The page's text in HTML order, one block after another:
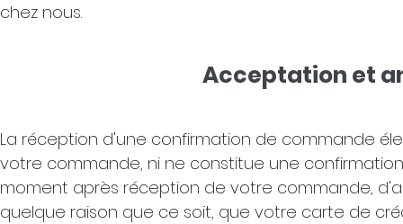
chez nous.
Acceptation et
La réception d'une confirmation de commande
votre commande, ni ne constitue une
moment après réception de votre commande,
quelque raison que ce soit, que votre carte de